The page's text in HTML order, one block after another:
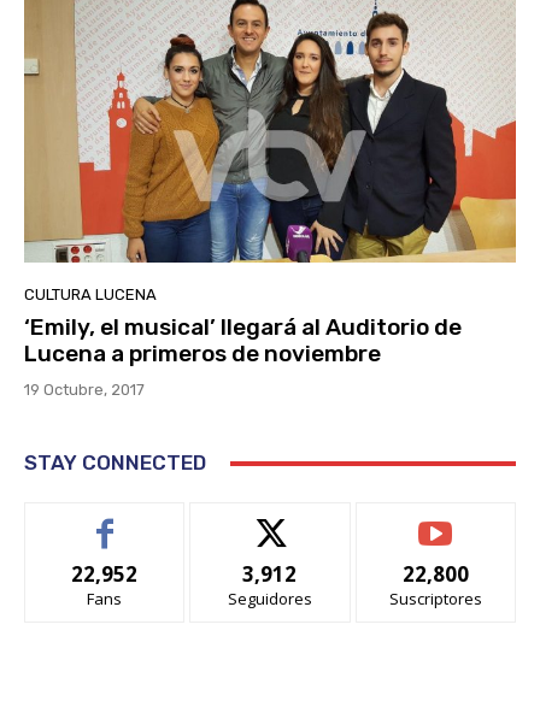
CULTURA LUCENA
‘Emily, el musical’ llegará al Auditorio de
Lucena a primeros de noviembre
19 Octubre, 2017
STAY CONNECTED
22,952
Fans
3,912
Seguidores
22,800
Suscriptores